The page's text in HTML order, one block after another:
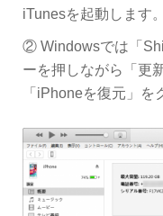
iTunesを起動します。
② Windowsでは「
ーを押しながら「更
「iPhoneを復元」を